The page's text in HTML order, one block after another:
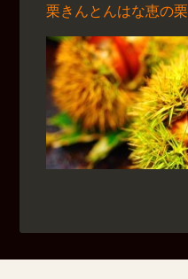
栗きんとんはな恵の栗